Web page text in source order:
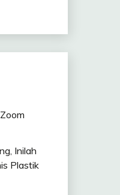
Inilah
Plastik